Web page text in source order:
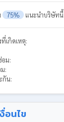
75% แนะนำบริษัทนี้
ที่เกิดเหตุ:
อม:
:
กัน:
อนไข